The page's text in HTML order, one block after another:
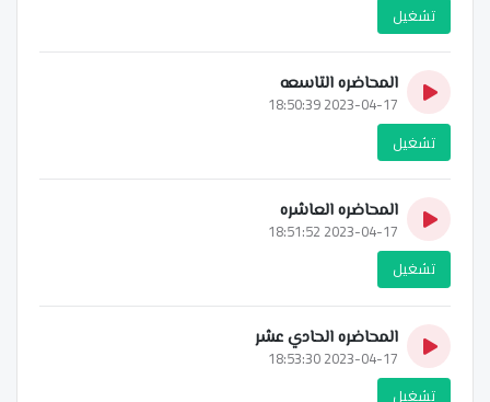
تشغيل
المحاضره التاسعه
2023-04-17 18:50:39
تشغيل
المحاضره العاشره
2023-04-17 18:51:52
تشغيل
المحاضره الحادي عشر
2023-04-17 18:53:30
تشغيل